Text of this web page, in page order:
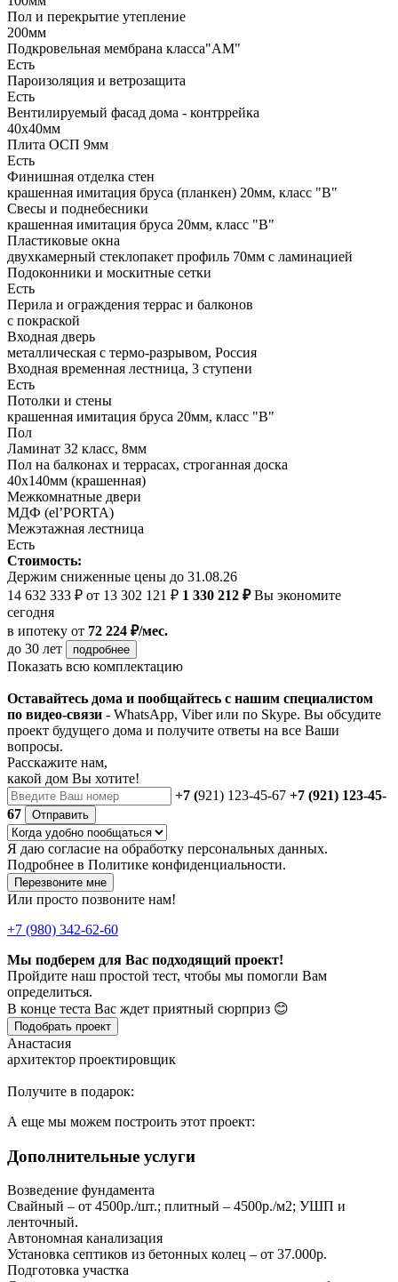
Пол и перекрытие утепление
200мм
Подкровельная мембрана класса"АМ"
Есть
Пароизоляция и ветрозащита
Есть
Вентилируемый фасад дома - контррейка
40х40мм
Плита ОСП 9мм
Есть
Финишная отделка стен
крашенная имитация бруса (планкен) 20мм, класс "В"
Свесы и поднебесники
крашенная имитация бруса 20мм, класс "В"
Пластиковые окна
двухкамерный стеклопакет профиль 70мм с ламинацией
Подоконники и москитные сетки
Есть
Перила и ограждения террас и балконов
с покраской
Входная дверь
металлическая с термо-разрывом, Россия
Входная временная лестница, 3 ступени
Есть
Потолки и стены
крашенная имитация бруса 20мм, класс "В"
Пол
Ламинат 32 класс, 8мм
Пол на балконах и террасах, строганная доска
40х140мм (крашенная)
Межкомнатные двери
МДФ (el’PORTA)
Межэтажная лестница
Есть
Стоимость:
Держим сниженные цены до 31.08.26
14 632 333 ₽ от 13 302 121 ₽ 1 330 212 ₽Вы экономите
сегодня
в ипотеку от 72 224 ₽/мес.
до 30 лет
подробнее
Показать всю комплектацию
Оставайтесь дома и пообщайтесь с нашим специалистом
по видео-связи - WhatsApp, Viber или по Skype. Вы обсудите
проект будущего дома и получите ответы на все Ваши
вопросы.
Расскажите нам,
какой дом Вы хотите!
+7 (921) 123-45-67 +7 (921) 123-45-
67
Отправить
Я даю согласие на обработку персональных данных.
Подробнее в Политике конфиденциальности.
Перезвоните мне
Или просто позвоните нам!
+7 (980) 342-62-60
Мы подберем для Вас подходящий проект!
Пройдите наш простой тест, чтобы мы помогли Вам
определиться.
В конце теста Вас ждет приятный сюрприз 😊
Подобрать проект
Анастасия
архитектор проектировщик
Получите в подарок:
А еще мы можем построить этот проект:
Дополнительные услуги
Возведение фундамента
Свайный – от 4500р./шт.; плитный – 4500р./м2; УШП и
ленточный.
Автономная канализация
Установка септиков из бетонных колец – от 37.000р.
Подготовка участка